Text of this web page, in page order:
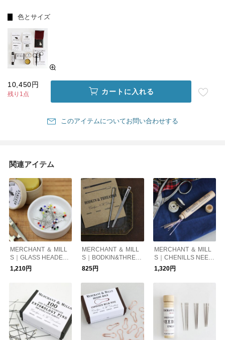
色とサイズ
10,450円
残り1点 カートに入れる
このアイテムについてお問い合わせする
関連アイテム
MERCHANT ＆ MILL
S｜GLASS HEADED
PINS ガラスマチ針
1,210円
MERCHANT ＆ MILL
S｜BODKIN&THREA
DER 紐通し＆糸通
825円
MERCHANT ＆ MILL
S｜CHENILLS NEED
LES シェニール針
1,320円